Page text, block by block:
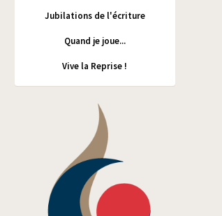
Jubilations de l'écriture
Quand je joue...
Vive la Reprise !